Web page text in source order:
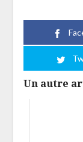
Un autre